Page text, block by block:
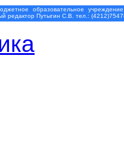
образовательное
редактор Путыгин С.В. тел.: